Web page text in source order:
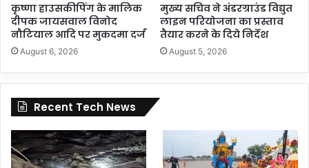
कृष्णा हाउसकीपिंग के मालिक
दीपक जायसवाल विनोद
नौटियाल आदि पर मुकदमा दर्ज
August 6, 2026
मुख्य सचिव ने अंडरग्राउंड विद्युत
लाइन परियोजना का प्रस्ताव
तैयार करने के दिये निर्देश
August 5, 2026
Recent Tech News